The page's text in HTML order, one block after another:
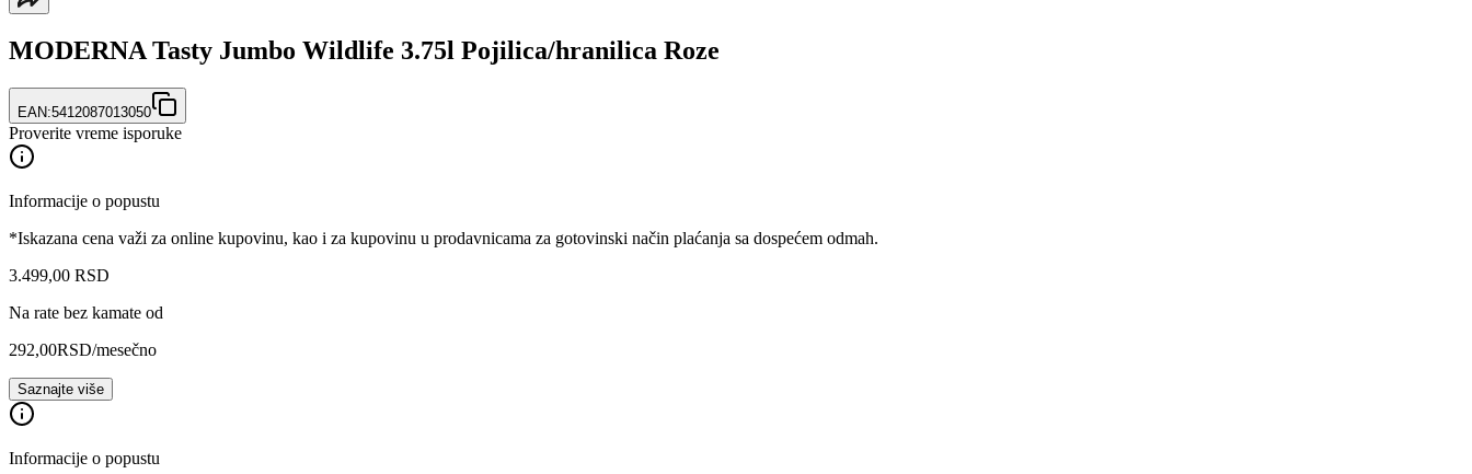
MODERNA Tasty Jumbo Wildlife 3.75l Pojilica/hranilica Roze
EAN:5412087013050
Proverite vreme isporuke
Informacije o popustu
*Iskazana cena važi za online kupovinu, kao i za kupovinu u prodavnicama za gotovinski način plaćanja sa dospećem odmah.
3.499,00 RSD
Na rate bez kamate od
292,00RSD/mesečno
Saznajte više
Informacije o popustu